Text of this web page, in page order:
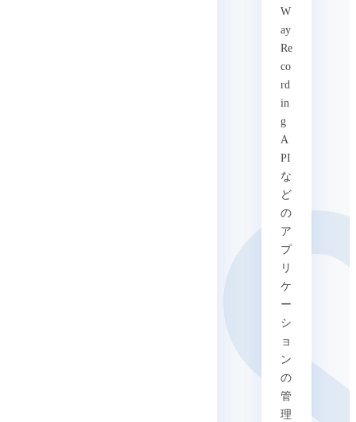
W
ay
Re
co
rd
in
g
A
PI
な
ど
の
ア
プ
リ
ケ
ー
シ
ョ
ン
の
管
理